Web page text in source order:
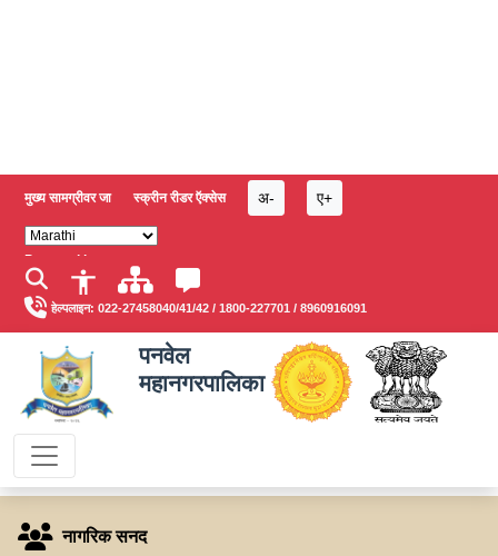
मुख्य सामग्रीवर जा स्क्रीन रीडर ऍक्सेस अ- ए+
Powered by
हेल्पलाइन: 022-27458040/41/42 / 1800-227701 / 8960916091
पनवेल
महानगरपालिका
पनवेल महानगरपालिकेत आपले स्वागत आहे
नागरिक सनद